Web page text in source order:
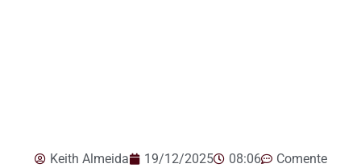
Keith Almeida 19/12/2025 08:06 Comente